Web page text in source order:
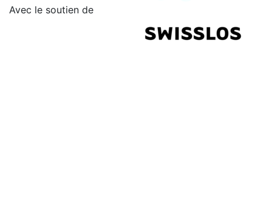
Avec le soutien de